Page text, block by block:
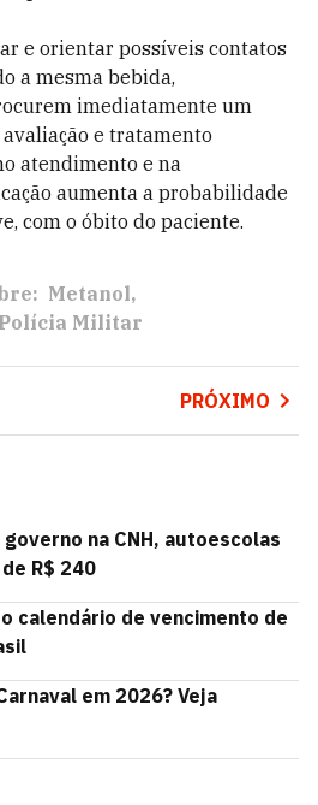
e orientar possíveis contatos
a mesma bebida,
imediatamente um
e tratamento
atendimento e na
aumenta a probabilidade
com o óbito do paciente.
Metanol
Polícia Militar
PRÓXIMO
na CNH, autoescolas
R$ 240
calendário de vencimento de
em 2026? Veja